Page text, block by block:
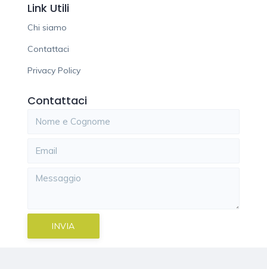
Link Utili
Chi siamo
Contattaci
Privacy Policy
Contattaci
INVIA